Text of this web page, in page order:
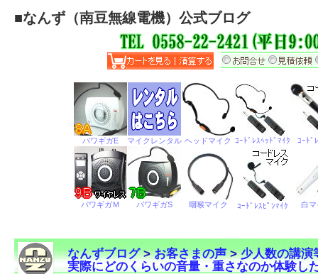
■なんず（南豆無線電機）公式ブログ
なんずブログ>お客さまの声>少人数の講演
実際にどのくらいの音量・重さなのか体験し